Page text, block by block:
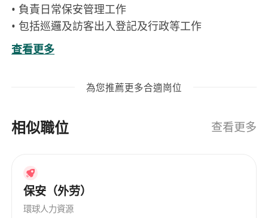
• 負責日常保安管理工作
• 包括巡邏及訪客出入登記及行政等工作
• 提供優質的顧客服務
• 工作地點：藍田地鐵站步行約8分鐘
• 小六或以上程度
• 良好溝通及處事獨立
執照/認證：
• 持有效保安人員許可證(SPP)
• 保安及護衛業管理委員會認可訓練課程證書(QAS)
查看更多
為您推薦更多合適崗位
相似職位 查看更多
保安（外劳）
環球人力資源